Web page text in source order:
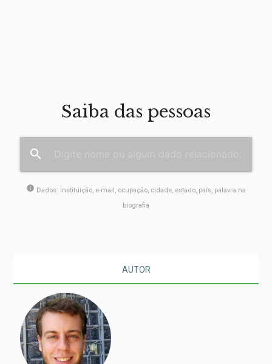
Saiba das pessoas
search
info Dados: instituição, e-mail, ocupação, cidade, estado, país, palavra na
biografia
AUTOR